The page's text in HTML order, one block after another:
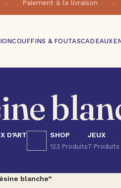
. Paiement à la livraison .
COUFFINS & FOUTASCADEAUX
D’ART SHOP
123 Produits
JEUX
7 Produits
blanche”